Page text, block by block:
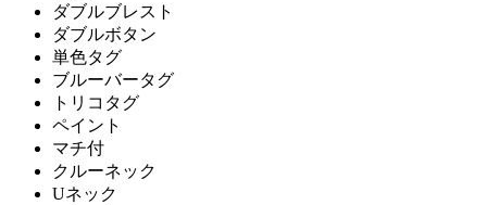
ダブルブレスト
ダブルボタン
単色タグ
ブルーバータグ
トリコタグ
ペイント
マチ付
クルーネック
Uネック